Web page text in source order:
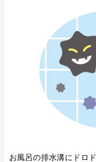
お風呂の排水溝にドロ